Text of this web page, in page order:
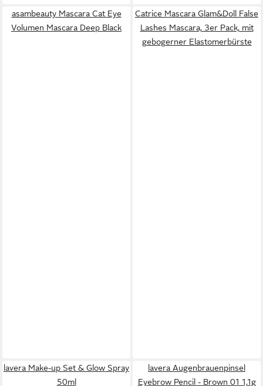
asambeauty Mascara Cat Eye
Volumen Mascara Deep Black
Catrice Mascara Glam&Doll False
Lashes Mascara, 3er Pack, mit
gebogerner Elastomerbürste
lavera Make-up Set & Glow Spray
50ml
lavera Augenbrauenpinsel
Eyebrow Pencil - Brown 01 1,1g